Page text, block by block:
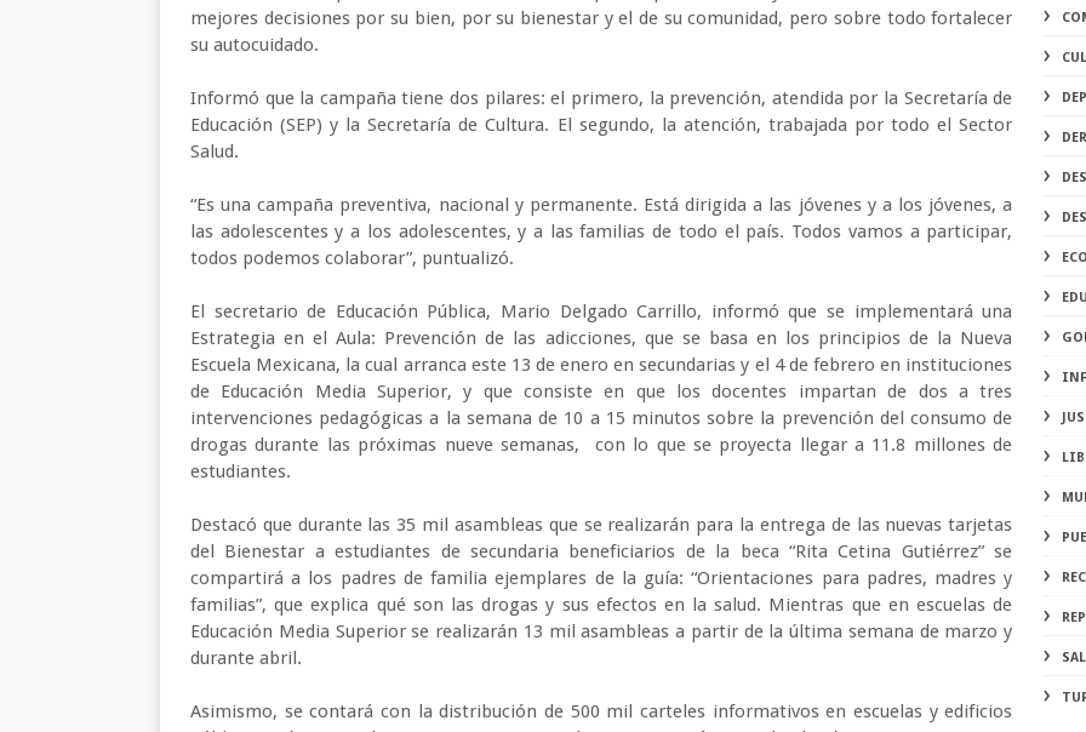
mejores decisiones por su bien, por su bienestar y el de su comunidad, pero sobre todo fortalecer
su autocuidado.
Informó que la campaña tiene dos pilares: el primero, la prevención, atendida por la Secretaría de
Educación (SEP) y la Secretaría de Cultura. El segundo, la atención, trabajada por todo el Sector
Salud.
“Es una campaña preventiva, nacional y permanente. Está dirigida a las jóvenes y a los jóvenes, a
las adolescentes y a los adolescentes, y a las familias de todo el país. Todos vamos a participar,
todos podemos colaborar”, puntualizó.
El secretario de Educación Pública, Mario Delgado Carrillo, informó que se implementará una
Estrategia en el Aula: Prevención de las adicciones, que se basa en los principios de la Nueva
Escuela Mexicana, la cual arranca este 13 de enero en secundarias y el 4 de febrero en instituciones
de Educación Media Superior, y que consiste en que los docentes impartan de dos a tres
intervenciones pedagógicas a la semana de 10 a 15 minutos sobre la prevención del consumo de
drogas durante las próximas nueve semanas, con lo que se proyecta llegar a 11.8 millones de
estudiantes.
Destacó que durante las 35 mil asambleas que se realizarán para la entrega de las nuevas tarjetas
del Bienestar a estudiantes de secundaria beneficiarios de la beca “Rita Cetina Gutiérrez” se
compartirá a los padres de familia ejemplares de la guía: “Orientaciones para padres, madres y
familias”, que explica qué son las drogas y sus efectos en la salud. Mientras que en escuelas de
Educación Media Superior se realizarán 13 mil asambleas a partir de la última semana de marzo y
durante abril.
Asimismo, se contará con la distribución de 500 mil carteles informativos en escuelas y edificios